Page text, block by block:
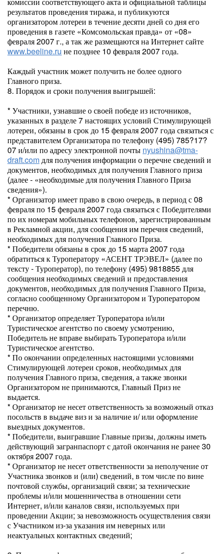
результатов проведения тиража, и публикуются
организатором лотереи в течение десяти дней со дня его
проведения в газете «Комсомольская правда» от «08»
февраля 2007 г., а так же размещаются на Интернет сайте
www.beeline.ru не позднее 10 февраля 2007 года.
Каждый участник может получить не более одного
Главного приза.
8. Порядок и сроки получения выигрышей:
* Участники, узнавшие о своей победе из источников,
указанных в разделе 7 настоящих условий Стимулирующей
лотереи, обязаны в срок до 15 февраля 2007 года связаться с
представителем Организатора по телефону (495) 785?17?
07 и/или по адресу электронной почты nyushina@tma-
draft.comдля получения информации о перечне сведений и
документов, необходимых для получения Главного приза
(далее - «необходимые для получения Главного Приза
сведения»).
* Организатор имеет право в свою очередь, в период с 08
февраля по 15 февраля 2007 года связаться с Победителями
по их номерам мобильных телефонов, зарегистрированным
в Рекламной акции, для сообщения им перечня сведений,
необходимых для получения Главного Приза.
* Победители обязаны в срок до 15 марта 2007 года
обратиться к Туроператору «АСЕНТ ТРЭВЕЛ» (далее по
тексту - Туроператор), по телефону (495) 9818855 для
сообщения необходимых сведений и предоставления
документов, необходимых для получения Главного Приза,
согласно сообщенному Организатором и Туроператором
перечню.
* Организатор определяет Туроператора и/или
Туристическое агентство по своему усмотрению,
Победитель не вправе выбирать Туроператора и/или
Туристическое агентство.
* По окончании определенных настоящими условиями
Стимулирующей лотереи сроков, необходимых для
получения Главного приза, сведения, а также звонки
Организатором не принимаются, Главный Приз не
выдается.
* Организатор не несет ответственность за возможный отказ
посольств в выдаче виз и за наличие и/ или оформление
выездных документов.
* Победители, выигравшие Главные призы, должны иметь
действующий загранпаспорт с датой окончания не ранее 30
октября 2007 года.
* Организатор не несет ответственности за неполучение от
Участника звонков и (или) сведений, в том числе по вине
почтовой службы, организаций связи; за технические
проблемы и/или мошенничества в отношении сети
Интернет, и/или каналов связи, используемых при
проведении Акции; за невозможность осуществления связи
с Участником из-за указания им неверных или
неактуальных контактных сведений;